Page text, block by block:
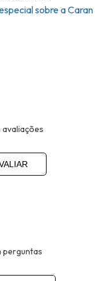
sobre a Caran
perguntas